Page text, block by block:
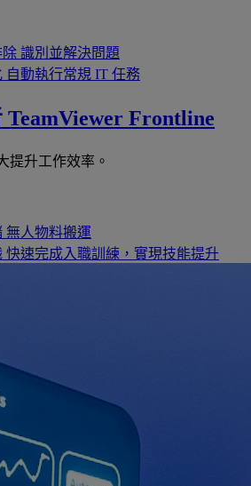
除 識別並解決問題
自動執行常規 IT 任務
TeamViewer Frontline
提升工作效率。
無人物料搬運
快速完成入職訓練，實現技能提升